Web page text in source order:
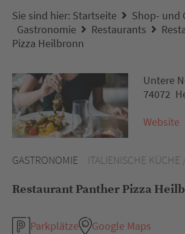
Sie sind hier: Startseite
Shop- und
Gastronomie
Restaurants
Pizza Heilbronn
GASTRONOMIE ITALIENISCHE
Restaurant Panther Pizza
Parkplätze
Google Maps
Untere
74072
Website